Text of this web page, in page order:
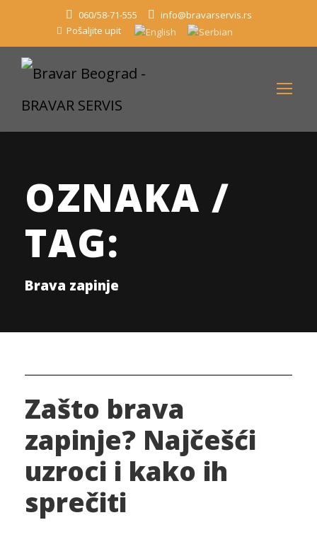
060/58-71-555
info@bravarservis.rs
Pošaljite upit
OZNAKA /
TAG:
Brava zapinje
Zašto brava
zapinje? Najčešći
uzroci i kako ih
sprečiti